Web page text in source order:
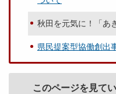
秋田を元気に！「あ
県民提案型協働創出
このページを見て